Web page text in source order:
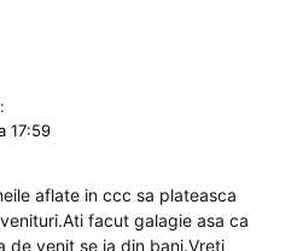
17:59
aflate in ccc sa plateasca
facut galagie asa ca
de venit se ia din bani.Vreti